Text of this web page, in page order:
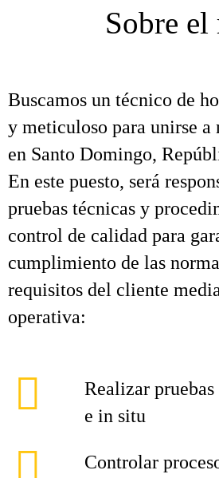
Sobre el
Buscamos un técnico de
y meticuloso para unirse a
en Santo Domingo,
En este puesto, será
pruebas técnicas y
control de calidad para
cumplimiento de las
requisitos del cliente
operativa:
Realizar
e in situ
Controlar